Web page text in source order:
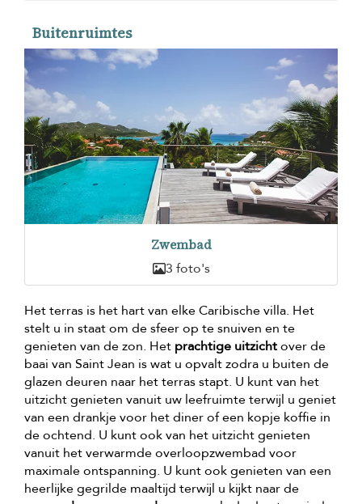
Buitenruimtes
Zwembad
3 foto's
Het terras is het hart van elke Caribische villa. Het
stelt u in staat om de sfeer op te snuiven en te
genieten van de zon. Het prachtige uitzichtover de
baai van Saint Jean is wat u opvalt zodra u buiten de
glazen deuren naar het terras stapt. U kunt van het
uitzicht genieten vanuit uw leefruimte terwijl u geniet
van een drankje voor het diner of een kopje koffie in
de ochtend. U kunt ook van het uitzicht genieten
vanuit het verwarmde overloopzwembad voor
maximale ontspanning. U kunt ook genieten van een
heerlijke gegrilde maaltijd terwijl u kijkt naar de